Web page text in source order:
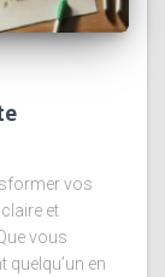
vos
et
vous
quelqu’un en